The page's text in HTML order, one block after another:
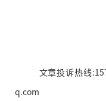
文章投诉热线
q.com